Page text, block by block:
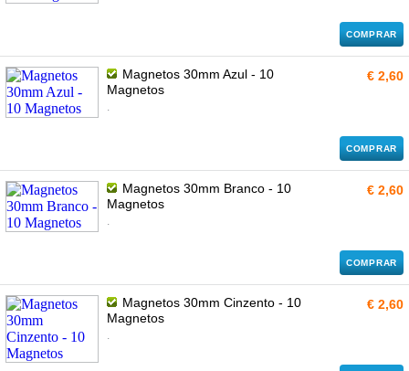
COMPRAR
Magnetos 30mm Azul - 10
Magnetos
.
€ 2,60
COMPRAR
Magnetos 30mm Branco - 10
Magnetos
.
€ 2,60
COMPRAR
Magnetos 30mm Cinzento - 10
Magnetos
.
€ 2,60